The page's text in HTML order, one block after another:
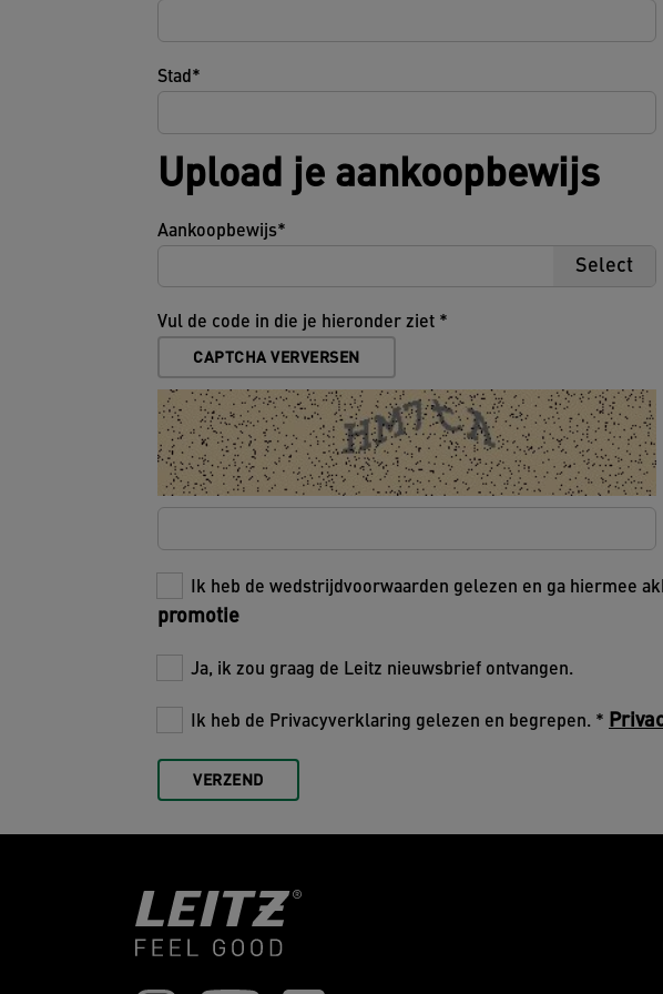
Stad
Upload je aankoopbewijs
Aankoopbewijs
Select
Vul de code in die je hieronder ziet
CAPTCHA VERVERSEN
Ik heb de wedstrijdvoorwaarden gelezen en ga hiermee
promotie
Ja, ik zou graag de Leitz nieuwsbrief ontvangen.
Ik heb de Privacyverklaring gelezen en begrepen.
VERZEND